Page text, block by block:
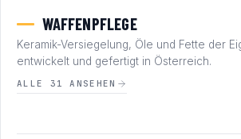
WAFFENPFLEGE
Keramik-Versiegelung, Öle und Fette der
entwickelt und gefertigt in Österreich.
ALLE 31 ANSEHEN